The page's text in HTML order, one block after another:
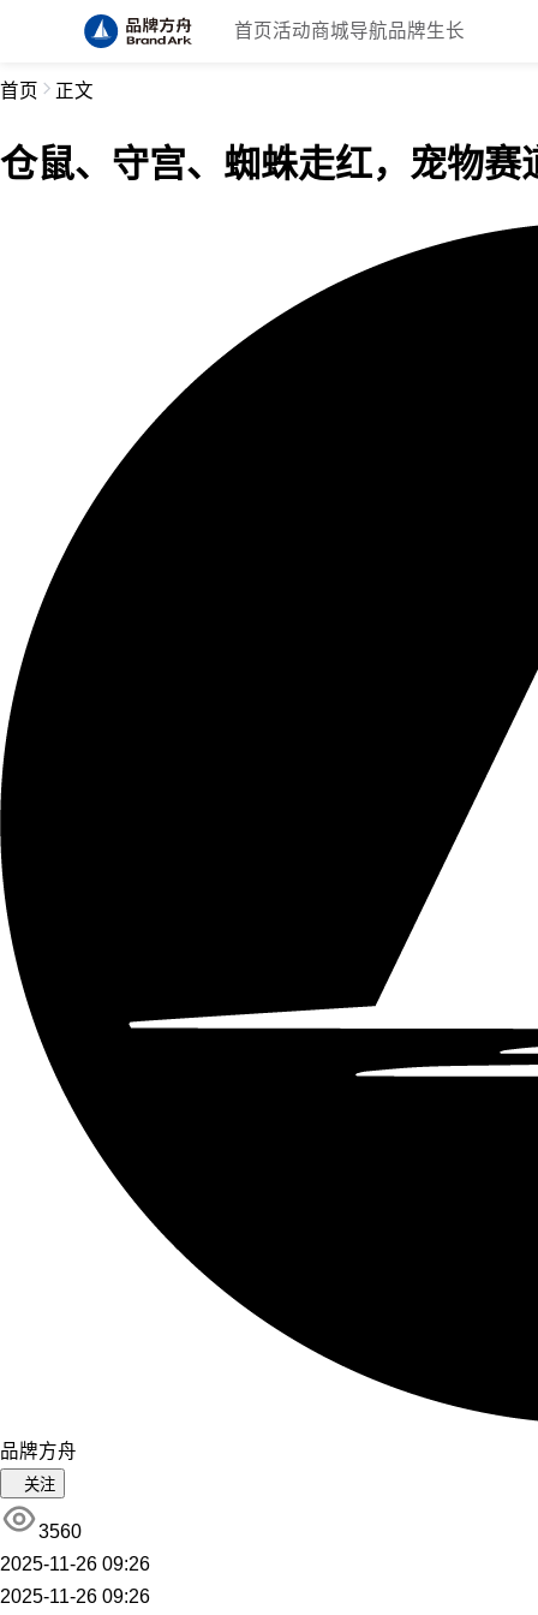
首页 活动商城导航品牌生长
首页 正文
仓鼠、守宫、蜘蛛走红，宠物赛
品牌方舟
关注
3560
2025-11-26 09:26
2025-11-26 09:26